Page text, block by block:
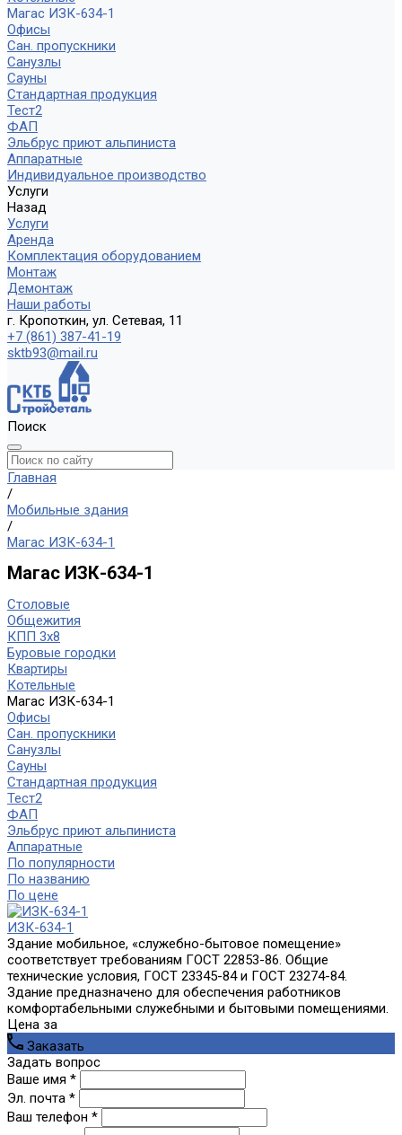
Магас ИЗК-634-1
Офисы
Сан. пропускники
Санузлы
Сауны
Стандартная продукция
Тест2
ФАП
Эльбрус приют альпиниста
Аппаратные
Индивидуальное производство
Услуги
Назад
Услуги
Аренда
Комплектация оборудованием
Монтаж
Демонтаж
Наши работы
г. Кропоткин, ул. Сетевая, 11
+7 (861) 387-41-19
sktb93@mail.ru
Поиск
Главная
/
Мобильные здания
/
Магас ИЗК-634-1
Магас ИЗК-634-1
Столовые
Общежития
КПП 3х8
Буровые городки
Квартиры
Котельные
Магас ИЗК-634-1
Офисы
Сан. пропускники
Санузлы
Сауны
Стандартная продукция
Тест2
ФАП
Эльбрус приют альпиниста
Аппаратные
По популярности
По названию
По цене
ИЗК-634-1
Здание мобильное, «служебно-бытовое помещение»
соответствует требованиям ГОСТ 22853-86. Общие
технические условия, ГОСТ 23345-84 и ГОСТ 23274-84.
Здание предназначено для обеспечения работников
комфортабельными служебными и бытовыми помещениями.
Цена за
Заказать
Задать вопрос
Ваше имя *
Эл. почта *
Ваш телефон *